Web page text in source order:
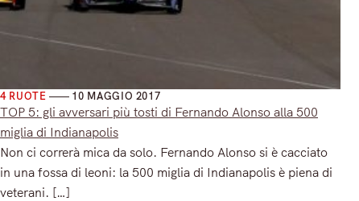
4 RUOTE 10 MAGGIO 2017
TOP 5: gli avversari più tosti di Fernando Alonso alla 500
miglia di Indianapolis
Non ci correrà mica da solo. Fernando Alonso si è cacciato
in una fossa di leoni: la 500 miglia di Indianapolis è piena di
veterani. […]